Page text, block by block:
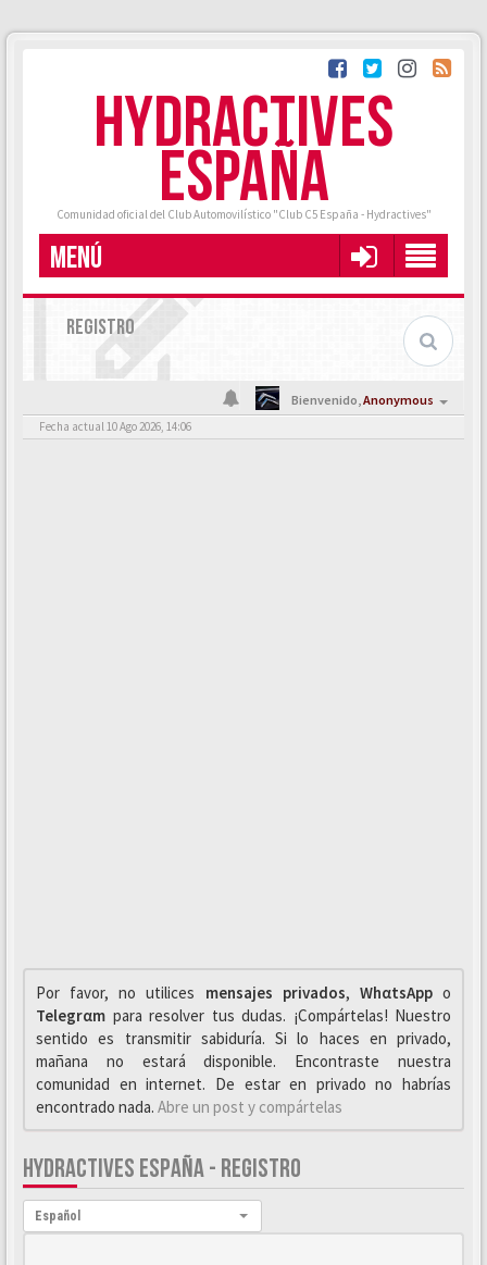
HYDRACTIVES
ESPAÑA
Comunidad oficial del Club Automovilístico "Club C5 España - Hydractives"
MENÚ
REGISTRO
Bienvenido,Anonymous
Fecha actual 10 Ago 2026, 14:06
Por favor, no utilices mensajes privados, WhαtsAppo
Telegrαm para resolver tus dudas. ¡Compártelas! Nuestro
sentido es transmitir sabiduría. Si lo haces en privado,
mañana no estará disponible. Encontraste nuestra
comunidad en internet. De estar en privado no habrías
encontrado nada. Abre un post y compártelas
HYDRACTIVES ESPAÑA - REGISTRO
Idioma:
Español